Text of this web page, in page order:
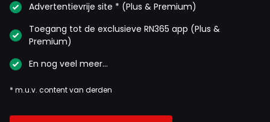
Advertentievrije site * (Plus & Premium)
Toegang tot de exclusieve RN365 app (Plus &
Premium)
En nog veel meer…
* m.u.v. content van derden